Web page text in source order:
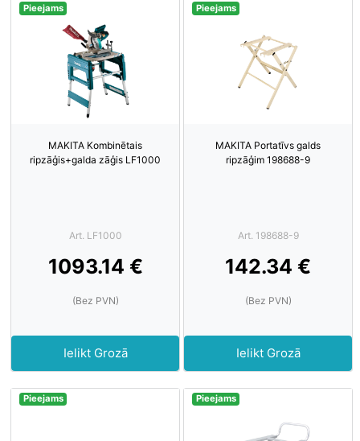
Pieejams
MAKITA Kombinētais
ripzāģis+galda zāģis LF1000
Art. LF1000
1093.14 €
(Bez PVN)
Ielikt Grozā
Pieejams
MAKITA Portatīvs galds
ripzāģim 198688-9
Art. 198688-9
142.34 €
(Bez PVN)
Ielikt Grozā
Pieejams Pieejams